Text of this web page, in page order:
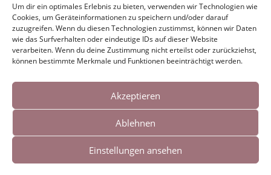
Cookies helfen uns bei der Bereitstellung
unserer Inhalte und Dienste. Durch die
weitere Nutzung der Webseite stimmen Sie
der Verwendung von Cookies zu.
Okay!
Um dir ein optimales Erlebnis zu bieten, verwenden wir Technologien wie
Cookies, um Geräteinformationen zu speichern und/oder darauf
zuzugreifen. Wenn du diesen Technologien zustimmst, können wir Daten
wie das Surfverhalten oder eindeutige IDs auf dieser Website
verarbeiten. Wenn du deine Zustimmung nicht erteilst oder zurückziehst,
können bestimmte Merkmale und Funktionen beeinträchtigt werden.
Akzeptieren
Ablehnen
Einstellungen ansehen
nten the­mas”) din­le­mek içinburaya
Orig­i­nal aus: “geschlech­ter­d­ings. chan­sons romanzen
gedichte.”, Rein­bek bei Ham­burg: Rowohlt Ver­lag, 1990
Impressum|Links